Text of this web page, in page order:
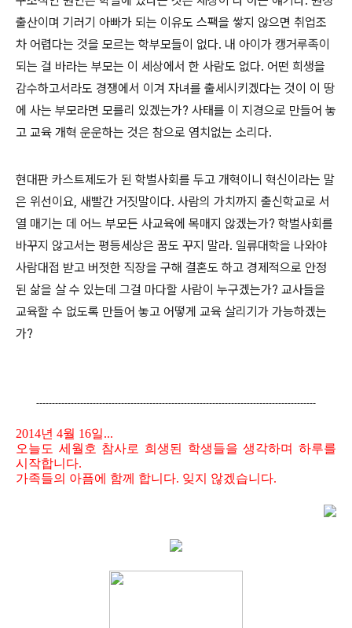
출산이며 기러기 아빠가 되는 이유도 스팩을 쌓지 않으면 취업조
차 어렵다는 것을 모르는 학부모들이 없다. 내 아이가 캥거루족이
되는 걸 바라는 부모는 이 세상에서 한 사람도 없다. 어떤 희생을
감수하고서라도 경쟁에서 이겨 자녀를 출세시키겠다는 것이 이 땅
에 사는 부모라면 모를리 있겠는가? 사태를 이 지경으로 만들어 놓
고 교육 개혁 운운하는 것은 참으로 염치없는 소리다.
현대판 카스트제도가 된 학벌사회를 두고 개혁이니 혁신이라는 말
은 위선이요, 새빨간 거짓말이다. 사람의 가치까지 출신학교로 서
열 매기는 데 어느 부모든 사교육에 목매지 않겠는가? 학벌사회를
바꾸지 않고서는 평등세상은 꿈도 꾸지 말라. 일류대학을 나와야
사람대접 받고 버젓한 직장을 구해 결혼도 하고 경제적으로 안정
된 삶을 살 수 있는데 그걸 마다할 사람이 누구겠는가? 교사들을
교육할 수 없도록 만들어 놓고 어떻게 교육 살리기가 가능하겠는
가?
-----------------------------------------------------------------------------------------
2014년 4월 16일...
오늘도 세월호 참사로 희생된 학생들을 생각하며 하루를
시작합니다.
가족들의 아픔에 함께 합니다. 잊지 않겠습니다.